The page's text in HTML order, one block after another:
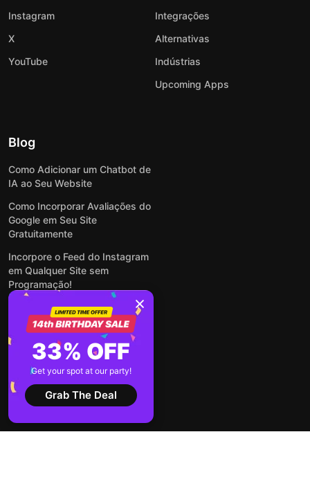
Instagram
X
YouTube
Integrações
Alternativas
Indústrias
Upcoming Apps
Blog
Como Adicionar um Chatbot de
IA ao Seu Website
Como Incorporar Avaliações do
Google em Seu Site
Gratuitamente
Incorpore o Feed do Instagram
em Qualquer Site sem
Programação!
Como Incorporar Formulários
em Qualquer Site Online e
Gratuitamente
Como Criar Formulário para
WordPress: Simples e Rápido
Ver todas publicações
33% OFF
Get your spot at our party!
Grab The Deal